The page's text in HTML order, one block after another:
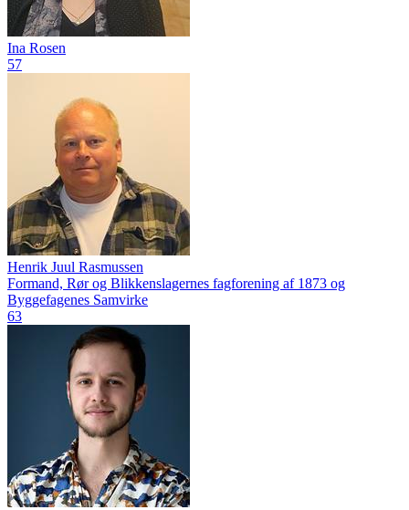
Ina Rosen
57
Henrik Juul Rasmussen
Formand, Rør og Blikkenslagernes fagforening af 1873 og
Byggefagenes Samvirke
63